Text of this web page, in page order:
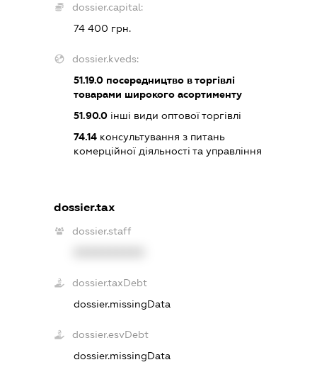
dossier.capital:
74 400 грн.
dossier.kveds:
51.19.0 посередництво в торгівлі
товарами широкого асортименту
51.90.0 інші види оптової торгівлі
74.14 консультування з питань
комерційної діяльності та управління
dossier.tax
dossier.staff
dossier.taxDebt
dossier.missingData
dossier.esvDebt
dossier.missingData